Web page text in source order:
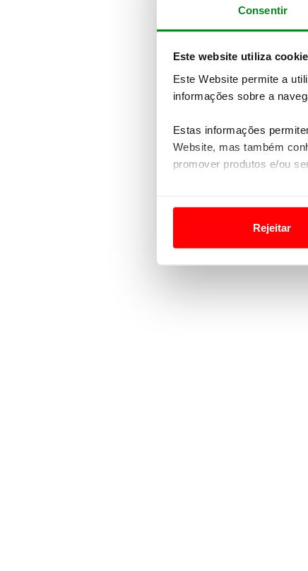
Consentir
Este website utiliza
Este Website permite a
informações sobre a
Estas informações
Website, mas também
promover produtos e/ou
Usamos cookies para
funcionalidades de redes
Adicionalmente
Rejeitar